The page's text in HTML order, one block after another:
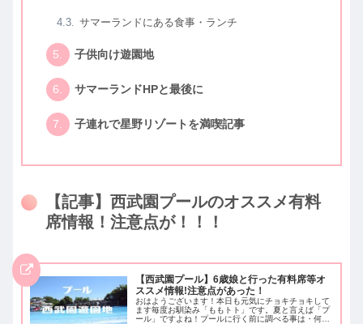
サマーランドにある食事・ランチ
子供向け遊園地
サマーランドHPと最後に
子連れで星野リゾートを満喫記事
【記事】西武園プールのオススメ有料
席情報！注意点が！！！
【西武園プール】6歳娘と行った有料席等オ
ススメ情報!注意点があった！
おはようございます！本日も元気にチョキチョキして
ます毎度お馴染み「ももトト」です。夏と言えば「プ
ール」ですよね！プールに行く前に調べる事は・何時